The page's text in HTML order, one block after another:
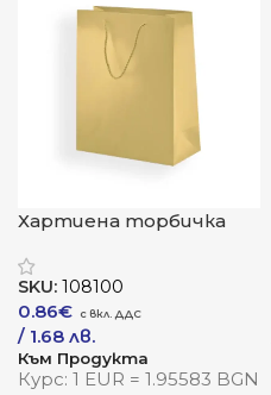
Хартиена торбичка
SKU: 108100
0.86€
/ 1.68 лв.
Към Продукта
Курс: 1 EUR = 1.95583 BGN